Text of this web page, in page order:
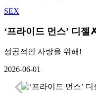
SEX
‘프라이드 먼스’ 디
성공적인 사랑을 위해!
2026-06-01